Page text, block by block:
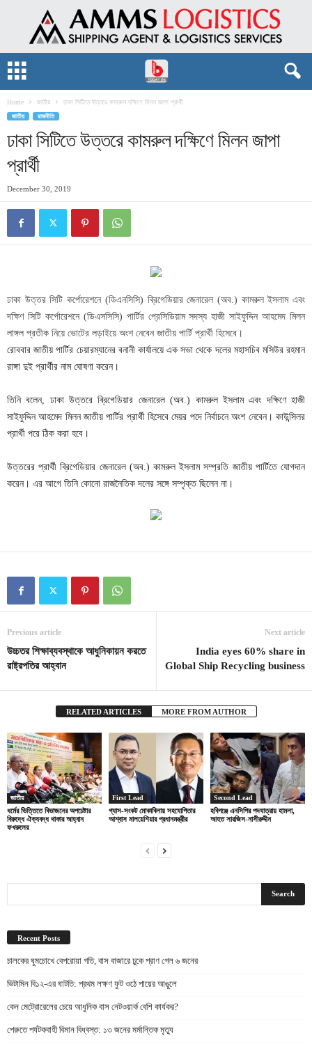
Home জাতীয় ঢাকা সিটিতে উত্তরে কামরুল দক্ষিণে মিলন জাপা প্রার্থী
জাতীয় রাজনীতি
ঢাকা সিটিতে উত্তরে কামরুল দক্ষিণে মিলন জাপা
প্রার্থী
December 30, 2019
ঢাকা উত্তর সিটি কর্পোরেশনে (ডিএনসিসি) ব্রিগেডিয়ার জেনারেল (অব.) কামরুল ইসলাম এবং
দক্ষিণ সিটি কর্পোরেশনে (ডিএসসিসি) পার্টির প্রেসিডিয়াম সদস্য হাজী সাইফুদ্দিন আহমেদ মিলন
লাঙ্গল প্রতীক নিয়ে ভোটের লড়াইয়ে অংশ নেবেন জাতীয় পার্টি প্রার্থী হিসেবে।
রোববার জাতীয় পার্টির চেয়ারম্যানের বনানী কার্যালয়ে এক সভা থেকে দলের মহাসচিব মসিউর রহমান
রাঙ্গা দুই প্রার্থীর নাম ঘোষণা করেন।
তিনি বলেন, ঢাকা উত্তরে ব্রিগেডিয়ার জেনারেল (অব.) কামরুল ইসলাম এবং দক্ষিণে হাজী
সাইফুদ্দিন আহমেদ মিলন জাতীয় পার্টির প্রার্থী হিসেবে মেয়র পদে নির্বাচনে অংশ নেবেন। কাউন্সিলর
প্রার্থী পরে ঠিক করা হবে।
উত্তরের প্রার্থী ব্রিগেডিয়ার জেনারেল (অব.) কামরুল ইসলাম সম্প্রতি জাতীয় পার্টিতে যোগদান
করেন। এর আগে তিনি কোনো রাজনৈতিক দলের সঙ্গে সম্পৃক্ত ছিলেন না।
Previous article
উচ্চতর শিক্ষাব্যবস্থাকে আধুনিকায়ন করতে
রাষ্ট্রপতির আহ্বান
Next article
India eyes 60% share in
Global Ship Recycling business
RELATED ARTICLES MORE FROM AUTHOR
জাতীয়
ধর্মের ভিত্তিতে বিভাজনের অপচেষ্টার
বিরুদ্ধে ঐক্যবদ্ধ থাকার আহ্বান
ফখরুলের
First Lead
গ্যাস-সংকট মোকাবিলায় সহযোগিতার
আশ্বাস মালয়েশিয়ার প্রধানমন্ত্রীর
Second Lead
হবিগঞ্জে এনসিপির পদযাত্রায় হামলা,
আহত সারজিস-নাসীরুদ্দীন
Recent Posts
চালকের ঘুমচোখে বেপরোয়া গতি, বাস বাজারে ঢুকে প্রাণ গেল ৬ জনের
ভিটামিন বি১২-এর ঘাটতি: প্রথম লক্ষণ ফুট ওঠে পায়ের আঙুলে
কেন মেট্রোরেলের চেয়ে আধুনিক বাস নেটওয়ার্ক বেশি কার্যকর?
পেরুতে পর্যটকবাহী বিমান বিধ্বস্ত: ১৩ জনের মর্মান্তিক মৃত্যু